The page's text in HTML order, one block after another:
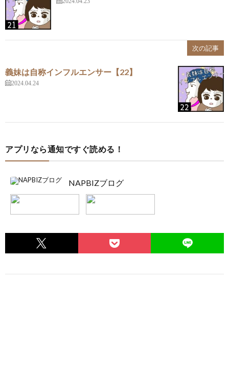
次の記事
義妹は自称インフルエンサー【22】
2024.04.24
アプリなら通知ですぐ読める！
NAPBIZブログ